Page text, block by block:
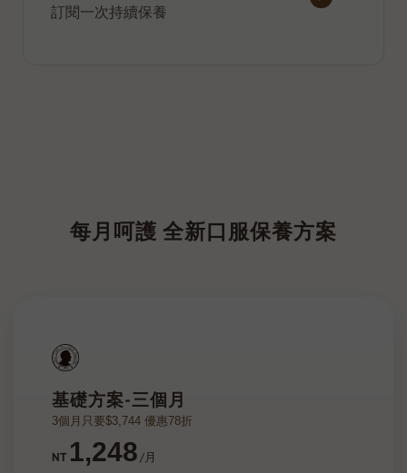
訂閱一次持續保養
每月呵護 全新口服保養方案
基礎方案-三個月
3個月只要$3,744 優惠78折
NT 1,248/月